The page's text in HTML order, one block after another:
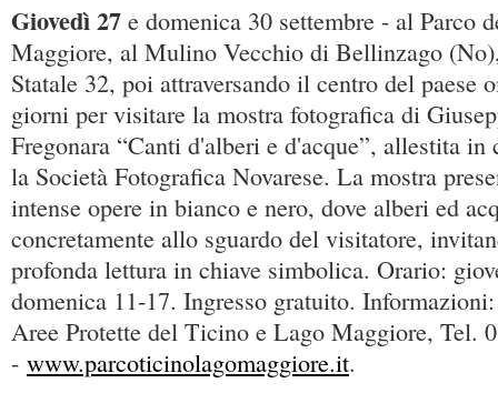
Giovedì 27 e domenica 30 settembre - al Parco
Maggiore, al Mulino Vecchio di Bellinzago
Statale 32, poi attraversando il centro del paese
giorni per visitare la mostra fotografica di
Fregonara “Canti d'alberi e d'acque”, allestita in
la Società Fotografica Novarese. La mostra
intense opere in bianco e nero, dove alberi ed
concretamente allo sguardo del visitatore,
profonda lettura in chiave simbolica. Orario:
domenica 11-17. Ingresso gratuito.
Aree Protette del Ticino e Lago Maggiore, Tel.
- www.parcoticinolagomaggiore.it.